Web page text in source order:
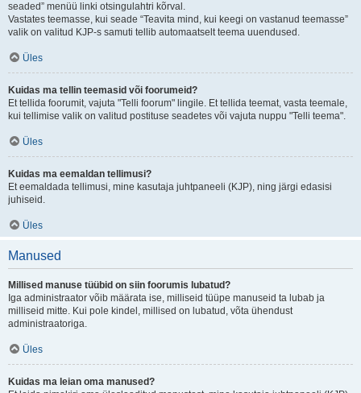
seaded” menüü linki otsingulahtri kõrval.
Vastates teemasse, kui seade “Teavita mind, kui keegi on vastanud teemasse”
valik on valitud KJP-s samuti tellib automaatselt teema uuendused.
Üles
Kuidas ma tellin teemasid või foorumeid?
Et tellida foorumit, vajuta "Telli foorum" lingile. Et tellida teemat, vasta teemale,
kui tellimise valik on valitud postituse seadetes või vajuta nuppu "Telli teema".
Üles
Kuidas ma eemaldan tellimusi?
Et eemaldada tellimusi, mine kasutaja juhtpaneeli (KJP), ning järgi edasisi
juhiseid.
Üles
Manused
Millised manuse tüübid on siin foorumis lubatud?
Iga administraator võib määrata ise, milliseid tüüpe manuseid ta lubab ja
milliseid mitte. Kui pole kindel, millised on lubatud, võta ühendust
administraatoriga.
Üles
Kuidas ma leian oma manused?